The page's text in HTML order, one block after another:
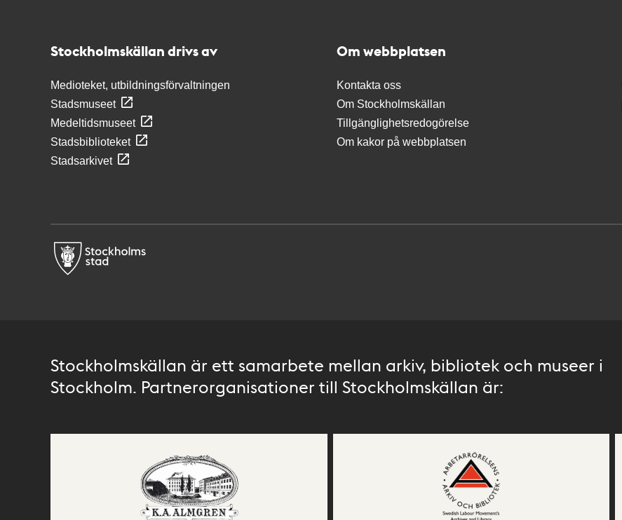
Stockholmskällan drivs av
Medioteket, utbildningsförvaltningen
Stadsmuseet
Medeltidsmuseet
Stadsbiblioteket
Stadsarkivet
Om webbplatsen
Kontakta oss
Om Stockholmskällan
Tillgänglighetsredogörelse
Om kakor på webbplatsen
Stockholmskällan är ett samarbete mellan arkiv, bibliotek och museer i
Stockholm. Partnerorganisationer till Stockholmskällan är: